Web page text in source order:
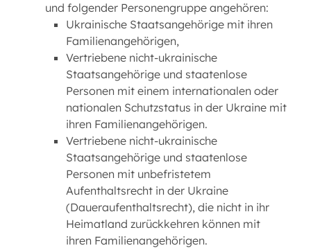
und folgender Personengruppe angehören:
Ukrainische Staatsangehörige mit ihren
Familienangehörigen,
Vertriebene nicht-ukrainische
Staatsangehörige und staatenlose
Personen mit einem internationalen oder
nationalen Schutzstatus in der Ukraine mit
ihren Familienangehörigen.
Vertriebene nicht-ukrainische
Staatsangehörige und staatenlose
Personen mit unbefristetem
Aufenthaltsrecht in der Ukraine
(Daueraufenthaltsrecht), die nicht in ihr
Heimatland zurückkehren können mit
ihren Familienangehörigen.